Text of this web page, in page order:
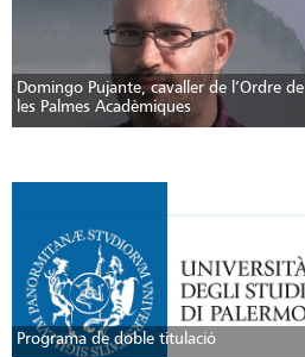
Domingo Pujante, cavaller de l’Ordre de
les Palmes Acadèmiques
Programa de doble titulació